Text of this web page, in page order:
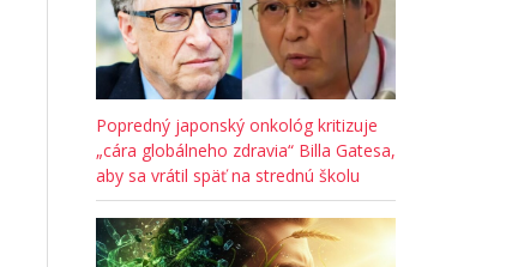
Popredný japonský onkológ kritizuje
„cára globálneho zdravia“ Billa Gatesa,
aby sa vrátil späť na strednú školu